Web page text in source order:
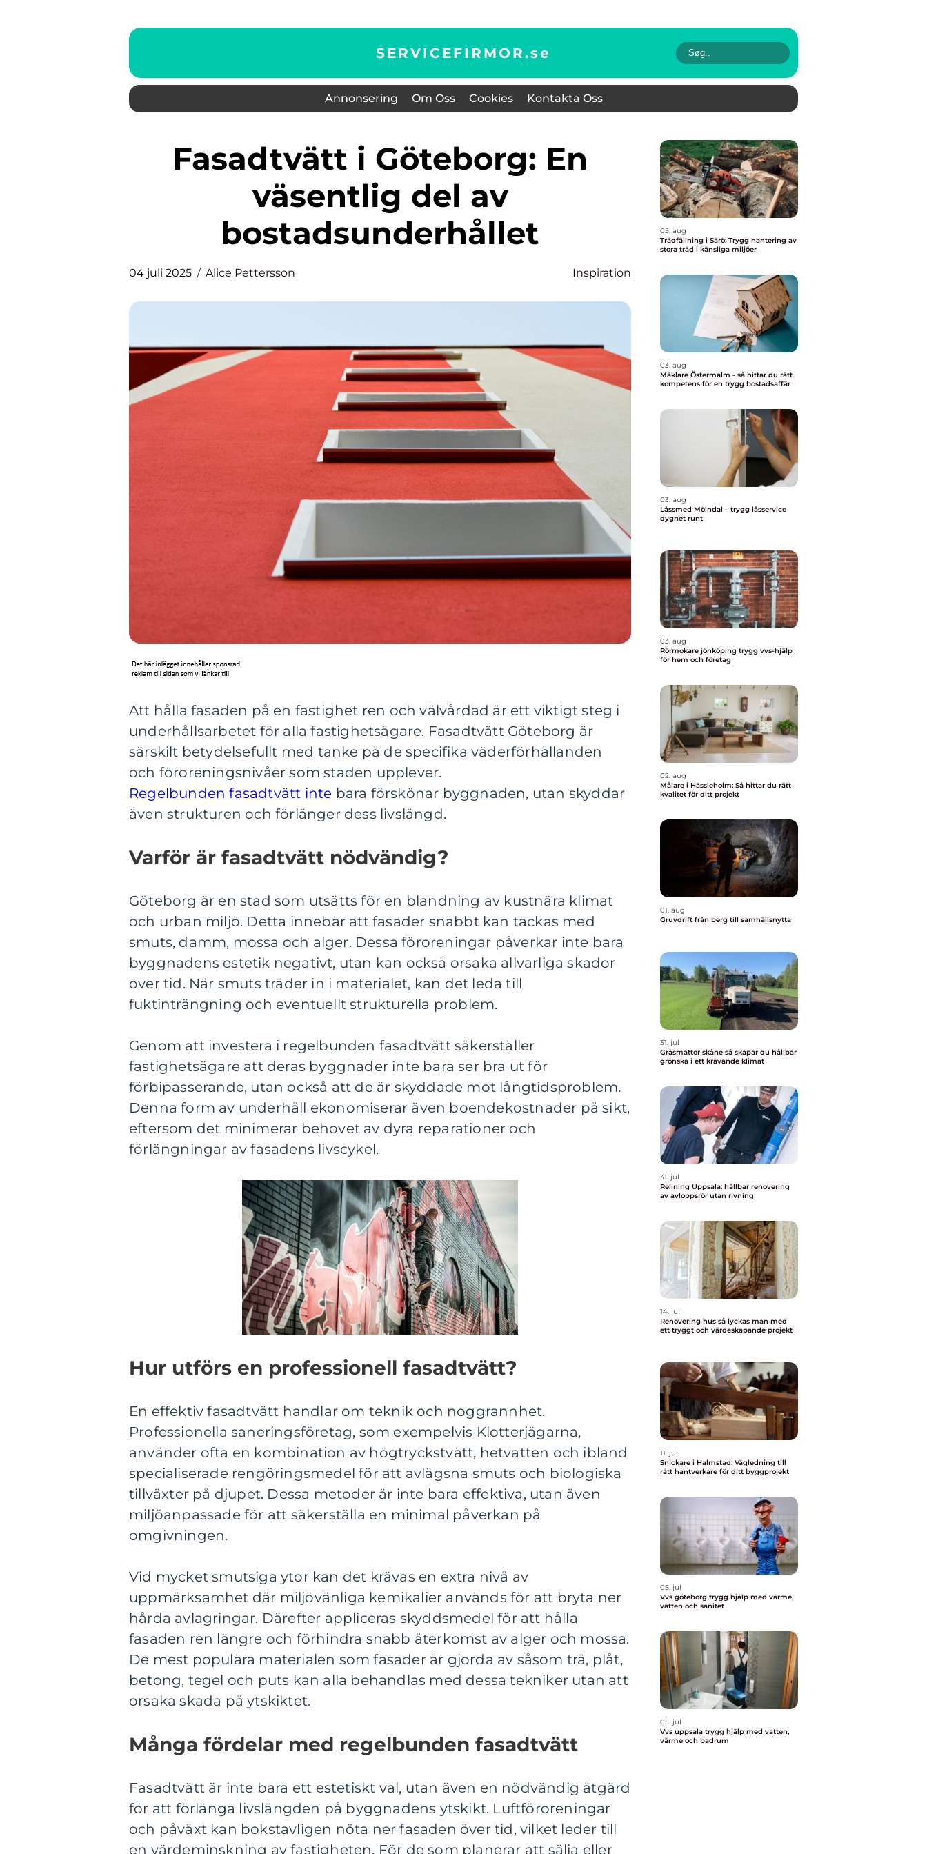
SERVICEFIRMOR.se
Annonsering Om Oss Cookies Kontakta Oss
Fasadtvätt i Göteborg: En
väsentlig del av
bostadsunderhållet
04 juli 2025 Alice Pettersson Inspiration
Att hålla fasaden på en fastighet ren och välvårdad är ett viktigt steg i
underhållsarbetet för alla fastighetsägare. Fasadtvätt Göteborg är
särskilt betydelsefullt med tanke på de specifika väderförhållanden
och föroreningsnivåer som staden upplever.
Regelbunden fasadtvätt inte bara förskönar byggnaden, utan skyddar
även strukturen och förlänger dess livslängd.
Varför är fasadtvätt nödvändig?
Göteborg är en stad som utsätts för en blandning av kustnära klimat
och urban miljö. Detta innebär att fasader snabbt kan täckas med
smuts, damm, mossa och alger. Dessa föroreningar påverkar inte bara
byggnadens estetik negativt, utan kan också orsaka allvarliga skador
över tid. När smuts träder in i materialet, kan det leda till
fuktinträngning och eventuellt strukturella problem.
Genom att investera i regelbunden fasadtvätt säkerställer
fastighetsägare att deras byggnader inte bara ser bra ut för
förbipasserande, utan också att de är skyddade mot långtidsproblem.
Denna form av underhåll ekonomiserar även boendekostnader på sikt,
eftersom det minimerar behovet av dyra reparationer och
förlängningar av fasadens livscykel.
Hur utförs en professionell fasadtvätt?
En effektiv fasadtvätt handlar om teknik och noggrannhet.
Professionella saneringsföretag, som exempelvis Klotterjägarna,
använder ofta en kombination av högtryckstvätt, hetvatten och ibland
specialiserade rengöringsmedel för att avlägsna smuts och biologiska
tillväxter på djupet. Dessa metoder är inte bara effektiva, utan även
miljöanpassade för att säkerställa en minimal påverkan på
omgivningen.
Vid mycket smutsiga ytor kan det krävas en extra nivå av
uppmärksamhet där miljövänliga kemikalier används för att bryta ner
hårda avlagringar. Därefter appliceras skyddsmedel för att hålla
fasaden ren längre och förhindra snabb återkomst av alger och mossa.
De mest populära materialen som fasader är gjorda av såsom trä, plåt,
betong, tegel och puts kan alla behandlas med dessa tekniker utan att
orsaka skada på ytskiktet.
Många fördelar med regelbunden fasadtvätt
Fasadtvätt är inte bara ett estetiskt val, utan även en nödvändig åtgärd
för att förlänga livslängden på byggnadens ytskikt. Luftföroreningar
och påväxt kan bokstavligen nöta ner fasaden över tid, vilket leder till
en värdeminskning av fastigheten. För de som planerar att sälja eller
05. aug
Trädfällning i Särö: Trygg hantering av
stora träd i känsliga miljöer
03. aug
Mäklare Östermalm - så hittar du rätt
kompetens för en trygg bostadsaffär
03. aug
Låssmed Mölndal – trygg låsservice
dygnet runt
03. aug
Rörmokare jönköping trygg vvs-hjälp
för hem och företag
02. aug
Målare i Hässleholm: Så hittar du rätt
kvalitet för ditt projekt
01. aug
Gruvdrift från berg till samhällsnytta
31. jul
Gräsmattor skåne så skapar du hållbar
grönska i ett krävande klimat
31. jul
Relining Uppsala: hållbar renovering
av avloppsrör utan rivning
14. jul
Renovering hus så lyckas man med
ett tryggt och värdeskapande projekt
11. jul
Snickare i Halmstad: Vägledning till
rätt hantverkare för ditt byggprojekt
05. jul
Vvs göteborg trygg hjälp med värme,
vatten och sanitet
05. jul
Vvs uppsala trygg hjälp med vatten,
värme och badrum